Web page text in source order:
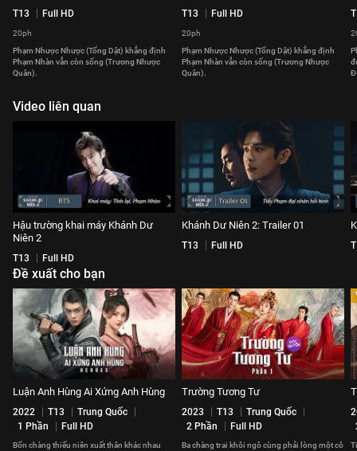
T13 Full HD
20ph
Phạm Nhược Nhược (Tống Dật) khẳng định
Phạm Nhàn vẫn còn sống (Trương Nhược
Quân).
T13 Full HD
20ph
Phạm Nhược Nhược (Tống Dật) khẳng định
Phạm Nhàn vẫn còn sống (Trương Nhược
Quân).
Video liên quan
Hậu trường khai máy Khánh Dư
Niên 2
T13 Full HD
Khánh Dư Niên 2: Trailer 01
T13 Full HD
Đề xuất cho bạn
Luận Anh Hùng Ai Xứng Anh Hùng
2022 T13
Trung Quốc
1 Phần
Full HD
Bốn chàng thiếu niên xuất thân khác nhau
Trường Tương Tư
2023 T13
Trung Quốc
2 Phần
Full HD
Ba chàng trai khôi ngô cùng phải lòng một cô